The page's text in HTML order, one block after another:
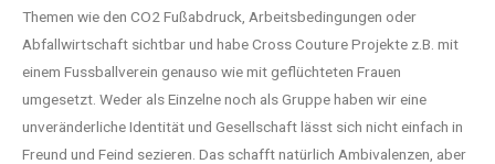
Themen wie den CO2 Fußabdruck, Arbeitsbedingungen oder
Abfallwirtschaft sichtbar und habe Cross Couture Projekte z.B. mit
einem Fussballverein genauso wie mit geflüchteten Frauen
umgesetzt. Weder als Einzelne noch als Gruppe haben wir eine
unveränderliche Identität und Gesellschaft lässt sich nicht einfach in
Freund und Feind sezieren. Das schafft natürlich Ambivalenzen, aber